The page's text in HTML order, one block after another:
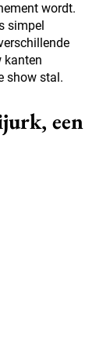
wordt.
simpel
kanten
show stal.
een